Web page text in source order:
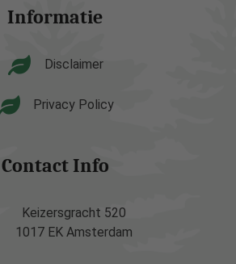
Informatie
Disclaimer
Privacy Policy
Contact Info
Keizersgracht 520
1017 EK Amsterdam